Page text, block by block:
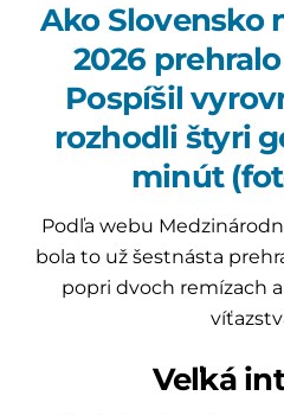
Ako Slovensko
2026
Pospíšil
rozhodli štyri
minút
Podľa webu
bola to už šestnásta
popri dvoch remízach
Veľká